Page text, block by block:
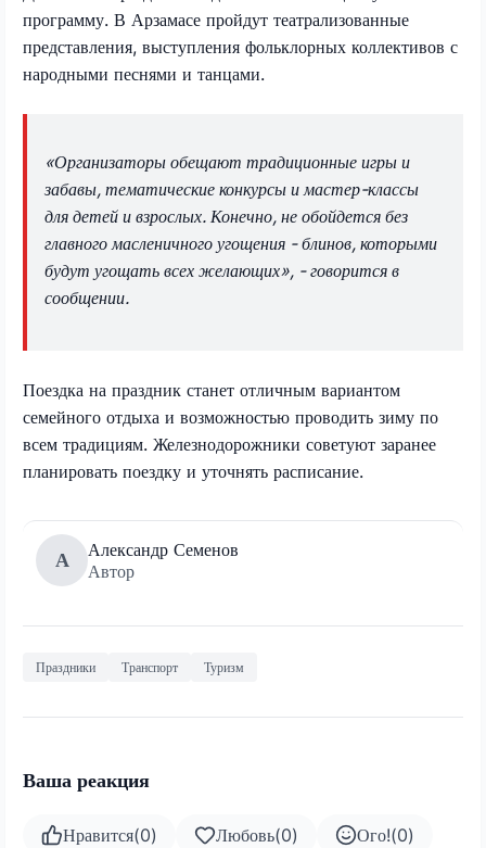
программу. В Арзамасе пройдут театрализованные
представления, выступления фольклорных коллективов с
народными песнями и танцами.
«Организаторы обещают традиционные игры и
забавы, тематические конкурсы и мастер-классы
для детей и взрослых. Конечно, не обойдется без
главного масленичного угощения - блинов, которыми
будут угощать всех желающих», - говорится в
сообщении.
Поездка на праздник станет отличным вариантом
семейного отдыха и возможностью проводить зиму по
всем традициям. Железнодорожники советуют заранее
планировать поездку и уточнять расписание.
А
Александр Семенов
Автор
Праздники Транспорт Туризм
Ваша реакция
Нравится(0) Любовь(0) Ого!(0)